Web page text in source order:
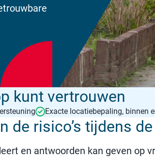
kunt vertrouwen
Exacte locatiebepaling, binnen
de risico’s tijdens
en antwoorden kan geven op